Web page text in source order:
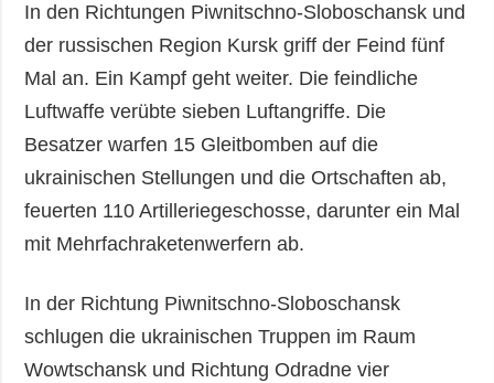
In den Richtungen Piwnitschno-Sloboschansk und
der russischen Region Kursk griff der Feind fünf
Mal an. Ein Kampf geht weiter. Die feindliche
Luftwaffe verübte sieben Luftangriffe. Die
Besatzer warfen 15 Gleitbomben auf die
ukrainischen Stellungen und die Ortschaften ab,
feuerten 110 Artilleriegeschosse, darunter ein Mal
mit Mehrfachraketenwerfern ab.
In der Richtung Piwnitschno-Sloboschansk
schlugen die ukrainischen Truppen im Raum
Wowtschansk und Richtung Odradne vier